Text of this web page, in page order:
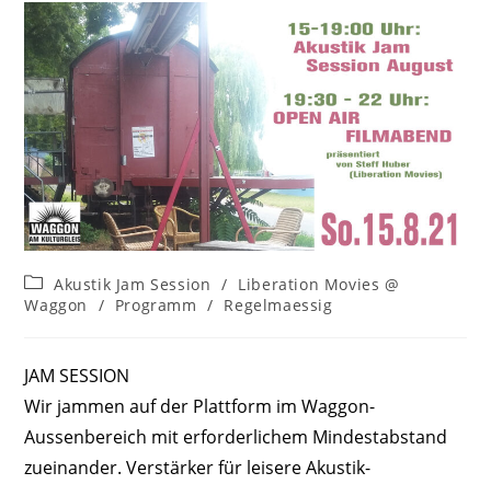
Beitrags-
Kategorie:
Akustik Jam Session / Liberation Movies @
Waggon
/ Programm / Regelmaessig
JAM SESSION
Wir jammen auf der Plattform im Waggon-
Aussenbereich mit erforderlichem Mindestabstand
zueinander. Verstärker für leisere Akustik-